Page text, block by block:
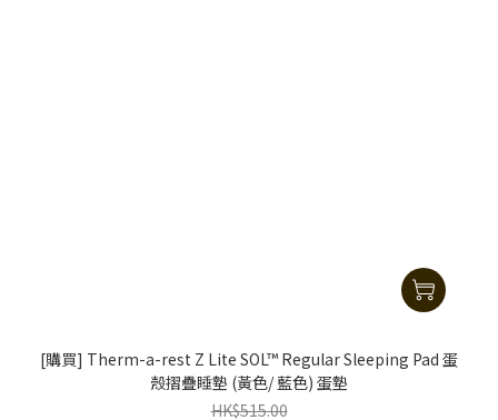
[購買] Therm-a-rest Z Lite SOL™ Regular Sleeping Pad 蛋
殼摺疊睡墊 (黃色/ 藍色) 蛋墊
HK$515.00